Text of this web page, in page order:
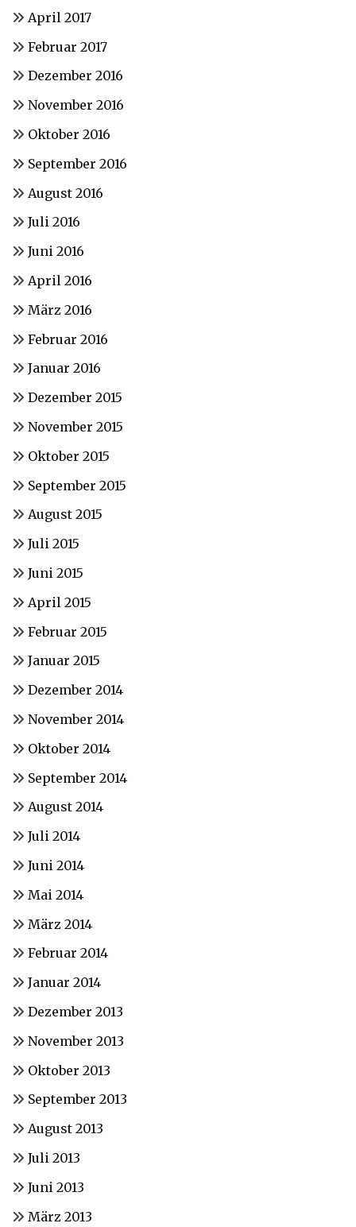
April 2017
Februar 2017
Dezember 2016
November 2016
Oktober 2016
September 2016
August 2016
Juli 2016
Juni 2016
April 2016
März 2016
Februar 2016
Januar 2016
Dezember 2015
November 2015
Oktober 2015
September 2015
August 2015
Juli 2015
Juni 2015
April 2015
Februar 2015
Januar 2015
Dezember 2014
November 2014
Oktober 2014
September 2014
August 2014
Juli 2014
Juni 2014
Mai 2014
März 2014
Februar 2014
Januar 2014
Dezember 2013
November 2013
Oktober 2013
September 2013
August 2013
Juli 2013
Juni 2013
März 2013